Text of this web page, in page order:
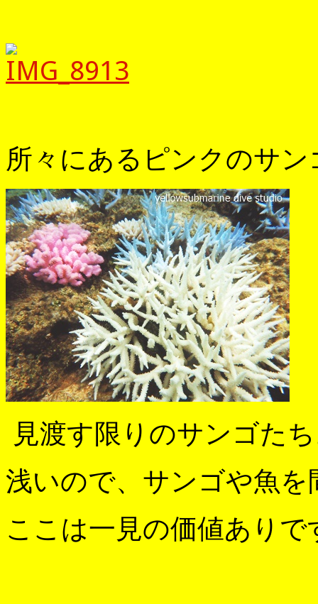
所々にあるピンクのサ
見渡す限りのサンゴた
浅いので、サンゴや魚
ここは一見の価値あり